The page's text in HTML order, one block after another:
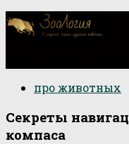
про животных
Секреты
компаса